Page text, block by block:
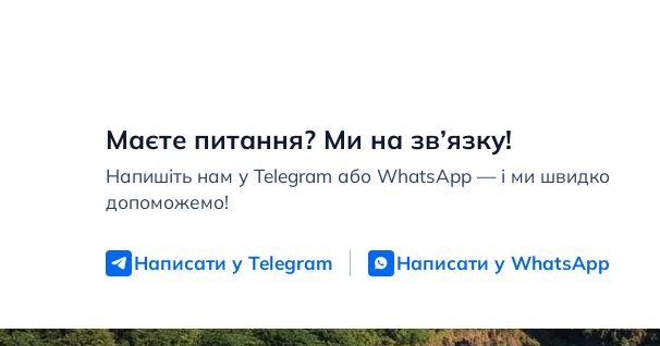
Маєте питання? Ми на зв’язку!
Напишіть нам у Telegram або WhatsApp — і ми швидко
допоможемо!
Написати у Telegram Написати у WhatsApp